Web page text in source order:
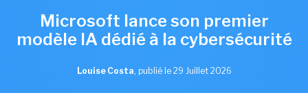
Microsoft lance son premier
modèle IA dédié à la cybersécurité
Louise Costa, publié le 29 Juillet 2026